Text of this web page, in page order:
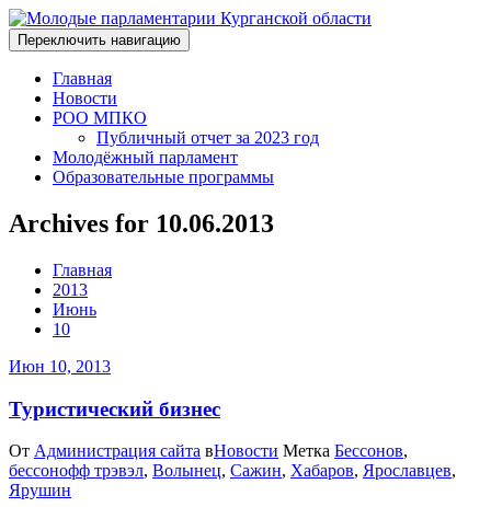
Переключить навигацию
Главная
Новости
РОО МПКО
Публичный отчет за 2023 год
Молодёжный парламент
Образовательные программы
Archives for 10.06.2013
Главная
2013
Июнь
10
Июн 10, 2013
Туристический бизнес
От Администрация сайта вНовости Метка Бессонов,
бессонофф трэвэл, Волынец, Сажин, Хабаров, Ярославцев,
Ярушин